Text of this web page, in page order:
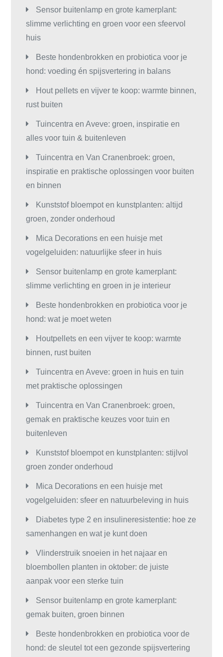
Sensor buitenlamp en grote kamerplant:
slimme verlichting en groen voor een sfeervol
huis
Beste hondenbrokken en probiotica voor je
hond: voeding én spijsvertering in balans
Hout pellets en vijver te koop: warmte binnen,
rust buiten
Tuincentra en Aveve: groen, inspiratie en
alles voor tuin & buitenleven
Tuincentra en Van Cranenbroek: groen,
inspiratie en praktische oplossingen voor buiten
en binnen
Kunststof bloempot en kunstplanten: altijd
groen, zonder onderhoud
Mica Decorations en een huisje met
vogelgeluiden: natuurlijke sfeer in huis
Sensor buitenlamp en grote kamerplant:
slimme verlichting en groen in je interieur
Beste hondenbrokken en probiotica voor je
hond: wat je moet weten
Houtpellets en een vijver te koop: warmte
binnen, rust buiten
Tuincentra en Aveve: groen in huis en tuin
met praktische oplossingen
Tuincentra en Van Cranenbroek: groen,
gemak en praktische keuzes voor tuin en
buitenleven
Kunststof bloempot en kunstplanten: stijlvol
groen zonder onderhoud
Mica Decorations en een huisje met
vogelgeluiden: sfeer en natuurbeleving in huis
Diabetes type 2 en insulineresistentie: hoe ze
samenhangen en wat je kunt doen
Vlinderstruik snoeien in het najaar en
bloembollen planten in oktober: de juiste
aanpak voor een sterke tuin
Sensor buitenlamp en grote kamerplant:
gemak buiten, groen binnen
Beste hondenbrokken en probiotica voor de
hond: de sleutel tot een gezonde spijsvertering